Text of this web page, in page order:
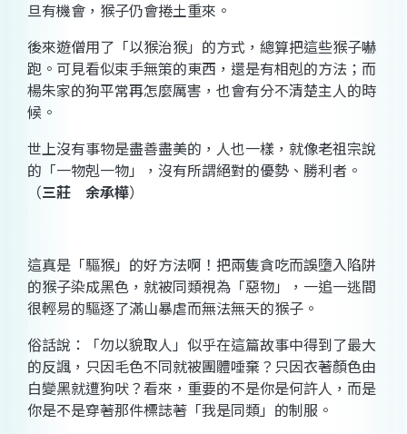
旦有機會，猴子仍會捲土重來。
後來遊僧用了「以猴治猴」的方式，總算把這些猴子嚇
跑。可見看似束手無策的東西，還是有相剋的方法；而
楊朱家的狗平常再怎麼厲害，也會有分不清楚主人的時
候。
世上沒有事物是盡善盡美的，人也一樣，就像老祖宗說
的「一物剋一物」，沒有所謂絕對的優勢、勝利者。
（三莊 余承樺）
這真是「驅猴」的好方法啊！把兩隻貪吃而誤墮入陷阱
的猴子染成黑色，就被同類視為「惡物」，一追一逃間
很輕易的驅逐了滿山暴虐而無法無天的猴子。
俗話說：「勿以貌取人」似乎在這篇故事中得到了最大
的反諷，只因毛色不同就被團體唾棄？只因衣著顏色由
白變黑就遭狗吠？看來，重要的不是你是何許人，而是
你是不是穿著那件標誌著「我是同類」的制服。